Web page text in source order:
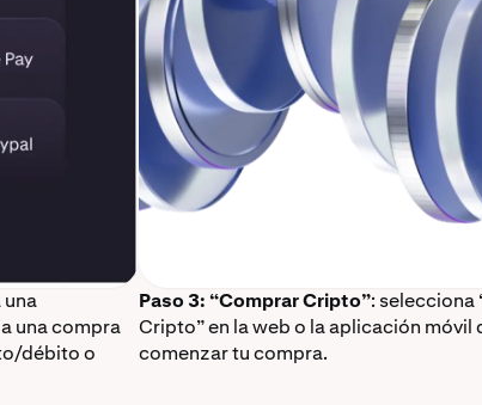
una
una compra
débito o
Paso 3: “Comprar Cripto”: selecciona
Cripto” en la web o la aplicación móvil
comenzar tu compra.